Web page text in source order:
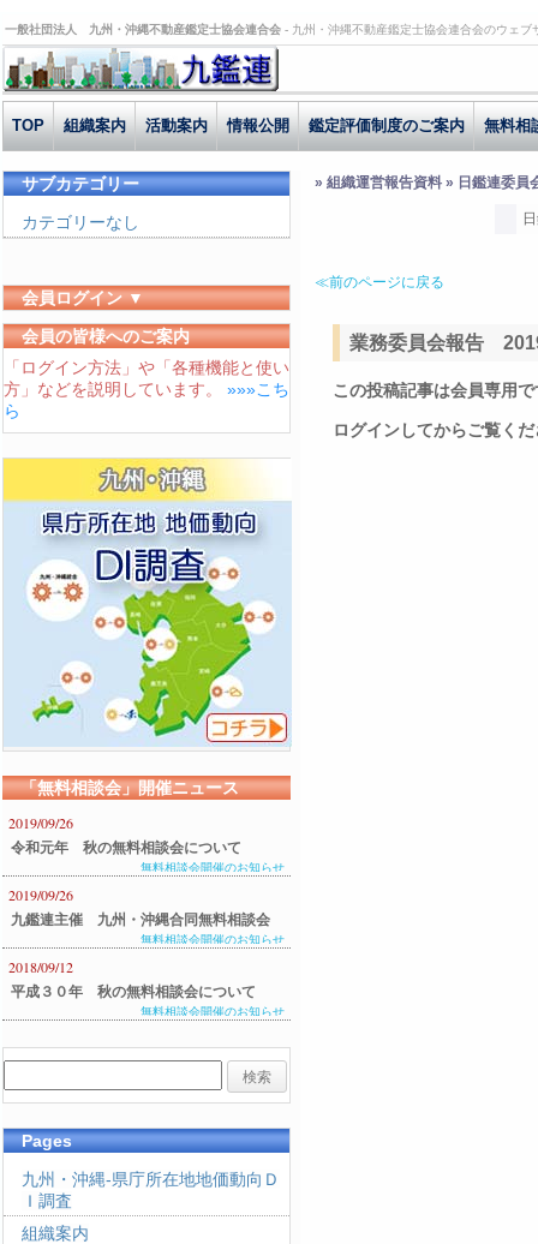
一般社団法人 九州・沖縄不動産鑑定士協会連合会 - 九州・沖縄不動産鑑定士協会連合会のウェ
TOP 組織案内 活動案内 情報公開 鑑定評価制度のご案内 無料相
» 組織運営報告資料 » 日鑑連委員
≪前のページに戻る
業務委員会報告
この投稿記事は会員専用
ログインしてからご覧く
サブカテゴリー
カテゴリーなし
会員ログイン ▼
ユーザーID
パスワード
会員の皆様へのご案内
「ログイン方法」や「各種機能と使い
方」などを説明しています。 »»»こち
ら
「無料相談会」開催ニュース
2019/09/26
令和元年 秋の無料相談会について
無料相談会開催のお知らせ
2019/09/26
九鑑連主催 九州・沖縄合同無料相談会
のご案内
無料相談会開催のお知らせ
2018/09/12
平成３０年 秋の無料相談会について
無料相談会開催のお知らせ
Pages
九州・沖縄-県庁所在地地価動向Ｄ
Ｉ調査
組織案内